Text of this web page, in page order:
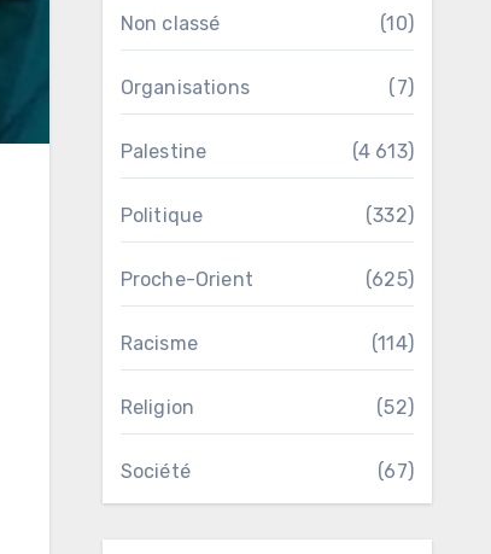
Non classé (10)
Organisations (7)
Palestine (4 613)
Politique (332)
Proche-Orient (625)
Racisme (114)
Religion (52)
Société (67)